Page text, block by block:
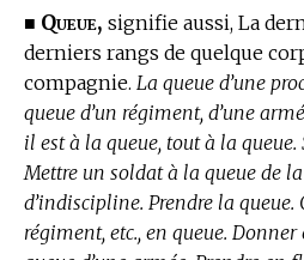
■ Queue, signifie aussi, La
derniers rangs de quelque
compagnie. La queue d’une
queue d’un régiment, d’une
il est à la queue, tout à la queue.
Mettre un soldat à la queue de
d’indiscipline. Prendre la
régiment, etc., en queue.